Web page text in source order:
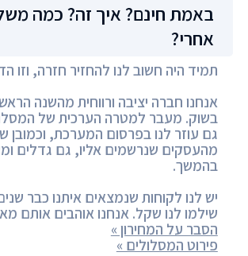
באמת חינם? איך זה? כמה
אחרי?
תמיד היה חשוב לנו להחזיר חזרה, וזו
אנחנו חברה יציבה ורווחית מהשנה
בשוק. מעבר למטרה הערכית של
גם עוזר לנו בפרסום המערכת, וכמובן
מהעסקים שנרשמים אליו, גם גדלים
בהמשך.
יש לנו לקוחות שנמצאים איתנו כבר
שילמו לנו שקל. אנחנו אוהבים אותם
הסבר על המחירון »
פירוט המסלולים »